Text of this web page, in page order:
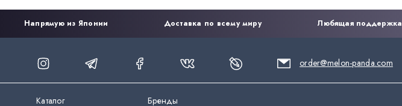
Напрямую из Японии Доставка по всему миру Любящая поддержка
order@melon-panda.com
Каталог
Бренды